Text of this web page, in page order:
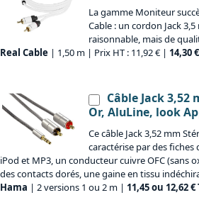
La gamme Moniteur
Cable : un cordon Jack
raisonnable, mais de
Real Cable | 1,50 m | Prix HT : 11,92 € | 14,30
Câble Jack 3,52
Or, AluLine, look
Ce câble Jack 3,52 mm
caractérise par des
iPod et MP3, un conducteur cuivre OFC (sans
des contacts dorés, une gaine en tissu
Hama | 2 versions 1 ou 2 m | 11,45 ou 12,62 €